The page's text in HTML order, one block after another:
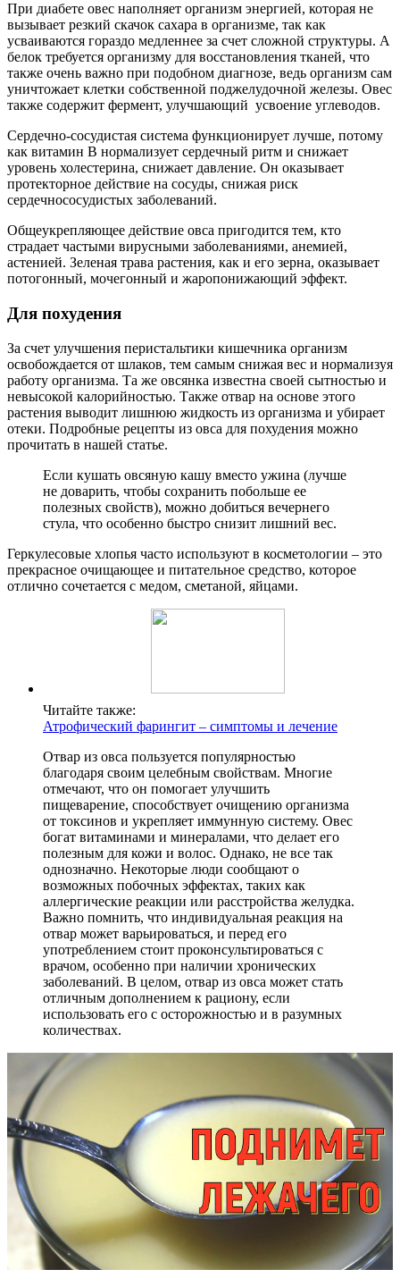
При диабете овес наполняет организм энергией, которая не
вызывает резкий скачок сахара в организме, так как
усваиваются гораздо медленнее за счет сложной структуры. А
белок требуется организму для восстановления тканей, что
также очень важно при подобном диагнозе, ведь организм сам
уничтожает клетки собственной поджелудочной железы. Овес
также содержит фермент, улучшающий усвоение углеводов.
Сердечно-сосудистая система функционирует лучше, потому
как витамин В нормализует сердечный ритм и снижает
уровень холестерина, снижает давление. Он оказывает
протекторное действие на сосуды, снижая риск
сердечнососудистых заболеваний.
Общеукрепляющее действие овса пригодится тем, кто
страдает частыми вирусными заболеваниями, анемией,
астенией. Зеленая трава растения, как и его зерна, оказывает
потогонный, мочегонный и жаропонижающий эффект.
Для похудения
За счет улучшения перистальтики кишечника организм
освобождается от шлаков, тем самым снижая вес и нормализуя
работу организма. Та же овсянка известна своей сытностью и
невысокой калорийностью. Также отвар на основе этого
растения выводит лишнюю жидкость из организма и убирает
отеки. Подробные рецепты из овса для похудения можно
прочитать в нашей статье.
Если кушать овсяную кашу вместо ужина (лучше
не доварить, чтобы сохранить побольше ее
полезных свойств), можно добиться вечернего
стула, что особенно быстро снизит лишний вес.
Геркулесовые хлопья часто используют в косметологии – это
прекрасное очищающее и питательное средство, которое
отлично сочетается с медом, сметаной, яйцами.
Читайте также:
Атрофический фарингит – симптомы и лечение
Отвар из овса пользуется популярностью
благодаря своим целебным свойствам. Многие
отмечают, что он помогает улучшить
пищеварение, способствует очищению организма
от токсинов и укрепляет иммунную систему. Овес
богат витаминами и минералами, что делает его
полезным для кожи и волос. Однако, не все так
однозначно. Некоторые люди сообщают о
возможных побочных эффектах, таких как
аллергические реакции или расстройства желудка.
Важно помнить, что индивидуальная реакция на
отвар может варьироваться, и перед его
употреблением стоит проконсультироваться с
врачом, особенно при наличии хронических
заболеваний. В целом, отвар из овса может стать
отличным дополнением к рациону, если
использовать его с осторожностью и в разумных
количествах.